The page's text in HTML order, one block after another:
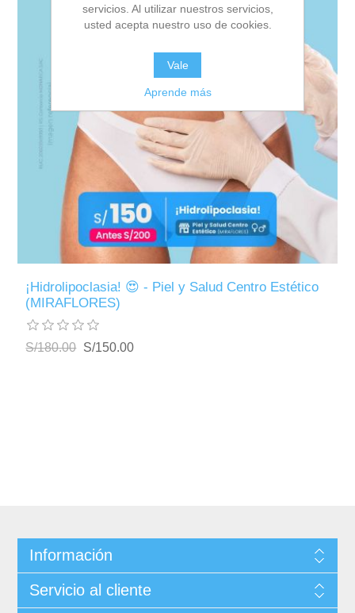
¡Hidrolipoclasia! 😍 - Piel y Salud Centro Estético
(MIRAFLORES)
S/180.00 S/150.00
Información
Servicio al cliente
servicios. Al utilizar nuestros servicios,
usted acepta nuestro uso de cookies.
Vale
Aprende más